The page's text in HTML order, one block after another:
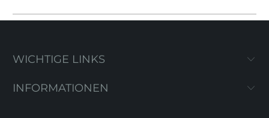
WICHTIGE LINKS
INFORMATIONEN